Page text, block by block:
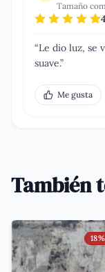
Tamaño
“Le dio luz, se
suave.”
Me gusta
También
18